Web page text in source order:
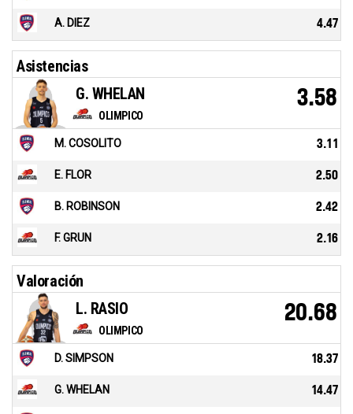
A. DIEZ 4.47
Asistencias
OLIMPICO
G. WHELAN 3.58
M. COSOLITO 3.11
E. FLOR 2.50
B. ROBINSON 2.42
F. GRUN 2.16
Valoración
OLIMPICO
L. RASIO 20.68
D. SIMPSON 18.37
G. WHELAN 14.47